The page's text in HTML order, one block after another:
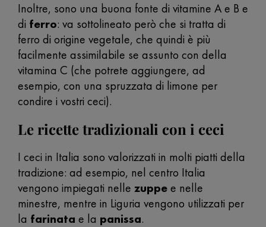
Inoltre, sono una buona fonte di vitamine A e B e
di ferro: va sottolineato però che si tratta di
ferro di origine vegetale, che quindi è più
facilmente assimilabile se assunto con della
vitamina C (che potrete aggiungere, ad
esempio, con una spruzzata di limone per
condire i vostri ceci).
Le ricette tradizionali con i ceci
I ceci in Italia sono valorizzati in molti piatti della
tradizione: ad esempio, nel centro Italia
vengono impiegati nelle zuppee nelle
minestre, mentre in Liguria vengono utilizzati per
la farinata e la panissa.